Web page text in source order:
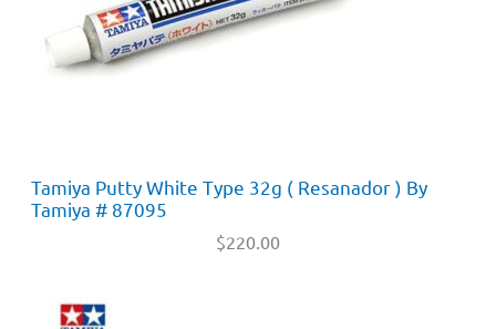
Tamiya Putty White Type 32g ( Resanador ) By
Tamiya # 87095
$220.00